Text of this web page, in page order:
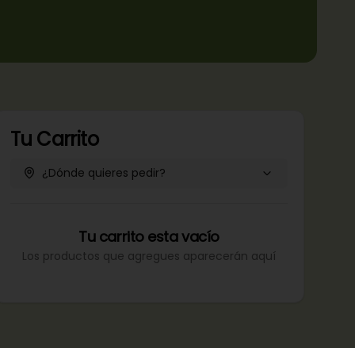
Tu Carrito
¿Dónde quieres pedir?
Tu carrito esta vacío
Los productos que agregues aparecerán aquí